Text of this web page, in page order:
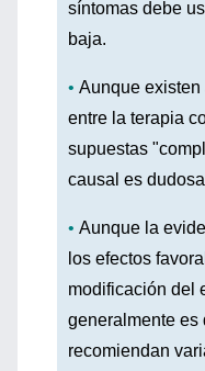
síntomas debe
baja.
• Aunque
entre la terapia
supuestas
causal es
• Aunque la
los efectos
modificación del
generalmente es
recomiendan